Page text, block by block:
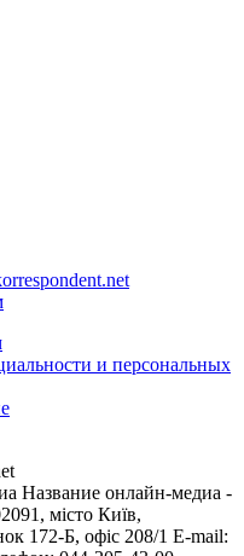
и персональных
Название онлайн-медиа -
місто Київ,
Б, офіс 208/1 E-mail: